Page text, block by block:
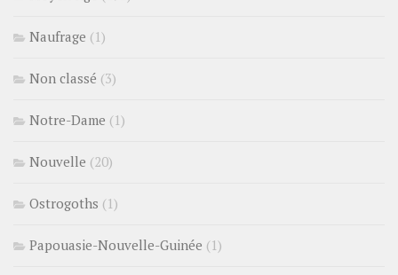
Naufrage (1)
Non classé (3)
Notre-Dame (1)
Nouvelle (20)
Ostrogoths (1)
Papouasie-Nouvelle-Guinée (1)